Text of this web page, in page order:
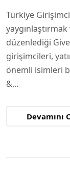
araya
Türkiye
yaygınlaştırmak
düzenlediği
girişimcileri,
önemli isimleri
&…
Devamını